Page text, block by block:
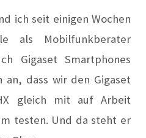
ich seit einigen Wochen
als Mobilfunkberater
Gigaset Smartphones
dass wir den Gigaset
gleich mit auf Arbeit
testen. Und da steht er